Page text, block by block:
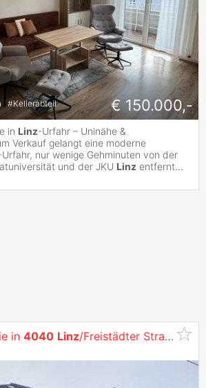
#Kellerabteil € 150.000,-
in Linz-Urfahr – Uninähe &
Verkauf gelangt eine moderne
Urfahr, nur wenige Gehminuten von der
und der JKU Linz entfernt...
in 4040 Linz/Freistädter Straße